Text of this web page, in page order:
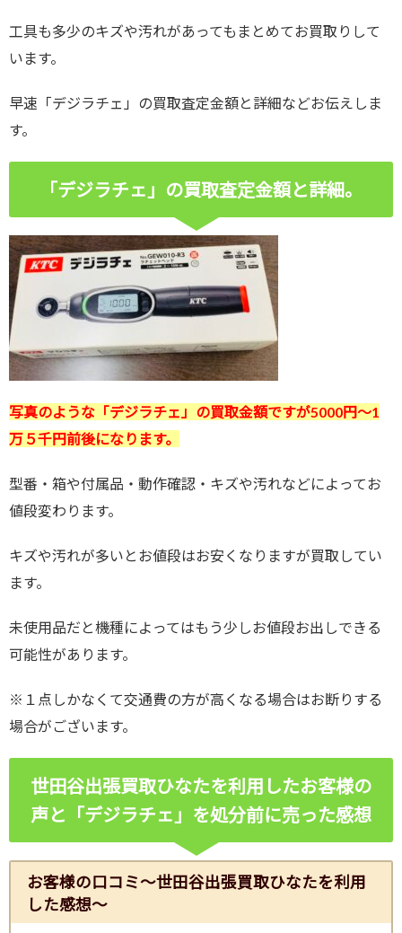
工具も多少のキズや汚れがあってもまとめてお買取りして
います。
早速「デジラチェ」の買取査定金額と詳細などお伝えしま
す。
「デジラチェ」の買取査定金額と詳細。
写真のような「デジラチェ」の買取金額ですが5000円～1
万５千円前後になります。
型番・箱や付属品・動作確認・キズや汚れなどによってお
値段変わります。
キズや汚れが多いとお値段はお安くなりますが買取してい
ます。
未使用品だと機種によってはもう少しお値段お出しできる
可能性があります。
※１点しかなくて交通費の方が高くなる場合はお断りする
場合がございます。
世田谷出張買取ひなたを利用したお客様の
声と「デジラチェ」 を処分前に売った感想
お客様の口コミ～世田谷出張買取ひなたを利用
した感想～